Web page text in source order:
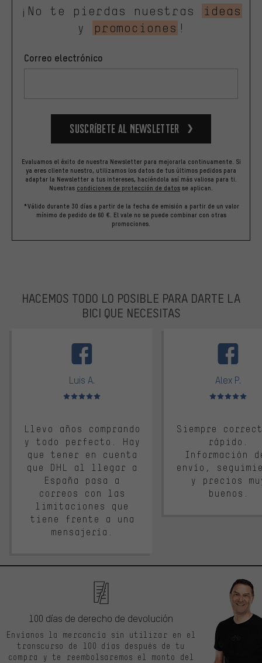
¡No te pierdas nuestras
ideas
y
promociones !
Correo electrónico
Suscríbete al newsletter
Evaluamos el éxito de nuestra Newsletter para mejorarla continuamente. Si
ya eres cliente nuestro, utilizamos los datos de tus últimos pedidos para
adaptar la Newsletter a tus intereses, haciéndola así más valiosa para ti.
Nuestras condiciones de protección de datos se aplican.
*Válido durante 30 días a partir de la fecha de emisión a partir de un valor
mínimo de pedido de 60 €. El vale no se puede combinar con otras
promociones.
HACEMOS TODO LO POSIBLE PARA DARTE LA
BICI QUE NECESITAS
Luis A.
Valoración media: 5 de 5
Llevo años comprando
y todo perfecto. Hay
que tener en cuenta
que DHL al llegar a
España pasa a
correos con las
limitaciones que
tiene frente a una
mensajería.
Alex P.
Valoración
Siempre
rápido.
Información
envío,
y precios
buenos.
100 días de derecho de devolución
Envíanos la mercancía sin utilizar en el
transcurso de 100 días después de tu
compra y te reembolsaremos el monto del